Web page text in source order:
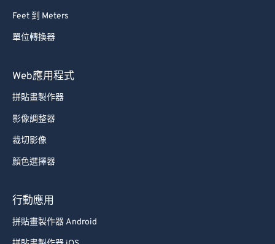
Feet 到 Meters
單位轉換器
Web應用程式
拼貼畫製作器
影像調整器
裁切影像
顏色選擇器
行動應用
拼貼畫製作器 Android